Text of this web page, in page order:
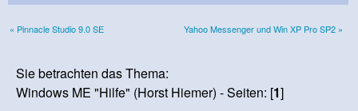
« Pinnacle Studio 9.0 SE Yahoo Messenger und Win XP Pro SP2 »
Sie betrachten das Thema:
Windows ME "Hilfe" (Horst Hiemer) - Seiten: [1]